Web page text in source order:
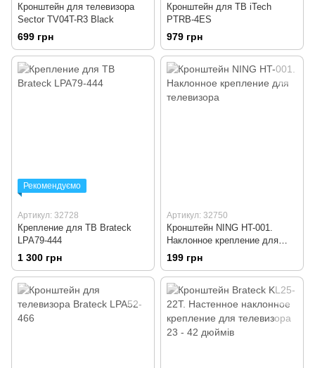
Кронштейн для телевизора
Sector TV04T-R3 Black
699 грн
Кронштейн для ТВ iTech
PTRB-4ES
979 грн
Рекомендуємо
Артикул: 32728
Крепление для ТВ Brateck
LPA79-444
1 300 грн
Артикул: 32750
Кронштейн NING HT-001.
Наклонное крепление для
телевизора
199 грн